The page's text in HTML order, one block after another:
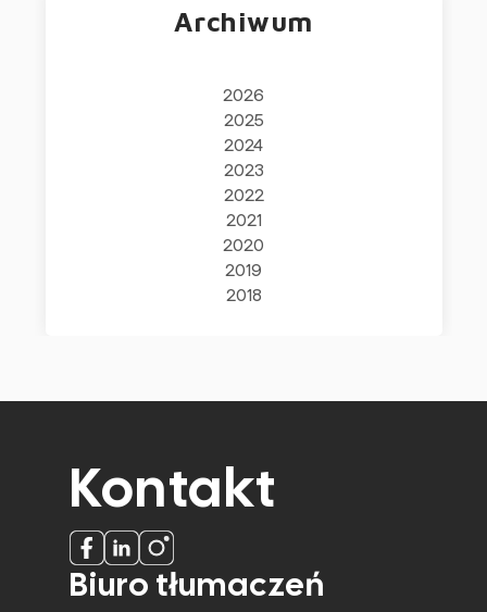
Archiwum
2026
2025
2024
2023
2022
2021
2020
2019
2018
Kontakt
Biuro tłumaczeń